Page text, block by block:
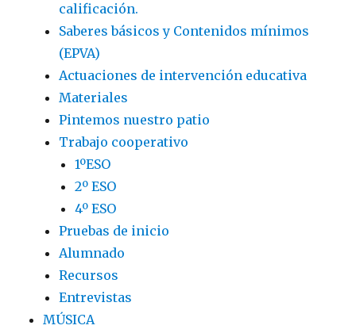
calificación.
Saberes básicos y Contenidos mínimos
(EPVA)
Actuaciones de intervención educativa
Materiales
Pintemos nuestro patio
Trabajo cooperativo
1ºESO
2º ESO
4º ESO
Pruebas de inicio
Alumnado
Recursos
Entrevistas
MÚSICA